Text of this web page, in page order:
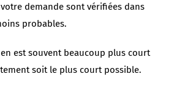
demande sont vérifiées dans
probables.
est souvent beaucoup plus court
soit le plus court possible.